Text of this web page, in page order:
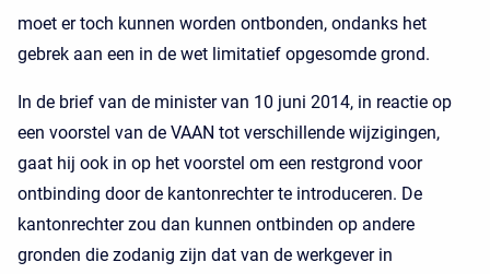
moet er toch kunnen worden ontbonden, ondanks het
gebrek aan een in de wet limitatief opgesomde grond.
In de brief van de minister van 10 juni 2014, in reactie op
een voorstel van de VAAN tot verschillende wijzigingen,
gaat hij ook in op het voorstel om een restgrond voor
ontbinding door de kantonrechter te introduceren. De
kantonrechter zou dan kunnen ontbinden op andere
gronden die zodanig zijn dat van de werkgever in